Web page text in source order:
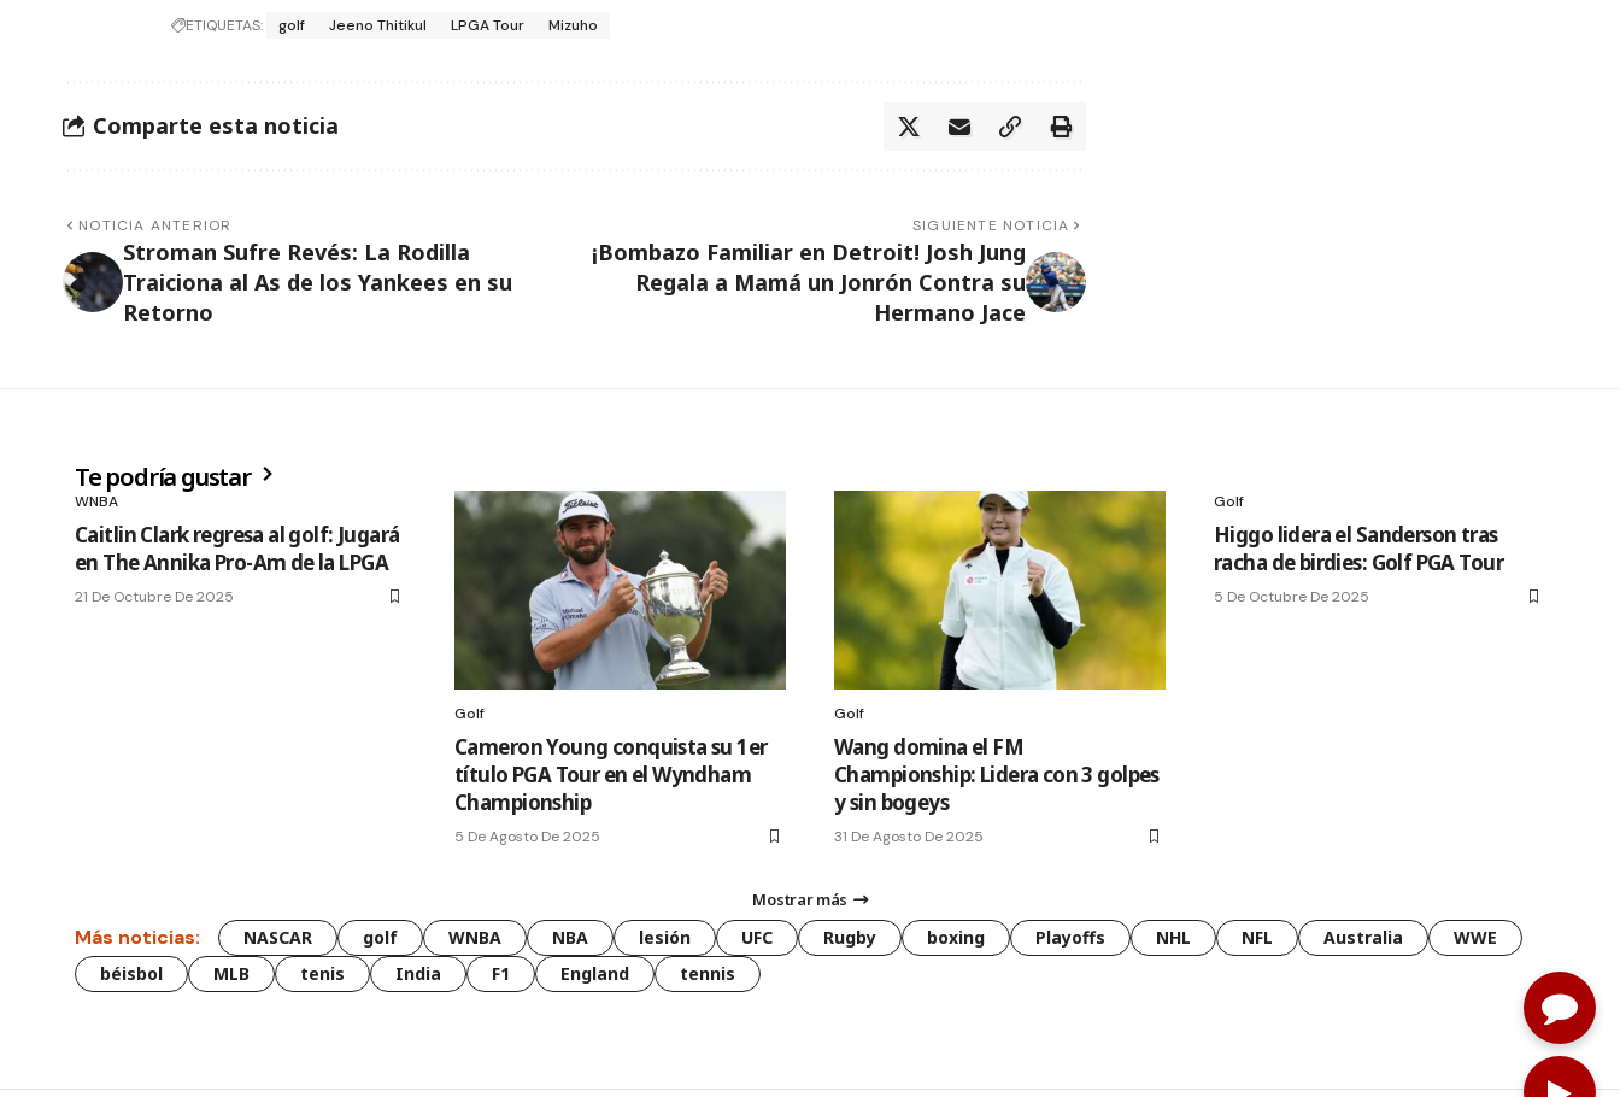
ETIQUETAS: golf Jeeno Thitikul LPGA Tour Mizuho
Comparte esta noticia
NOTICIA ANTERIOR
Stroman Sufre Revés: La Rodilla
Traiciona al As de los Yankees en su
Retorno
SIGUIENTE NOTICIA
¡Bombazo Familiar en Detroit! Josh Jung
Regala a Mamá un Jonrón Contra su
Hermano Jace
Te podría gustar
WNBA
Caitlin Clark regresa al golf: Jugará
en The Annika Pro-Am de la LPGA
21 De Octubre De 2025
Golf
Cameron Young conquista su 1er
título PGA Tour en el Wyndham
Championship
5 De Agosto De 2025
Golf
Wang domina el FM
Championship: Lidera con 3 golpes
y sin bogeys
31 De Agosto De 2025
Golf
Higgo lidera el Sanderson tras
racha de birdies: Golf PGA Tour
5 De Octubre De 2025
Mostrar más
Más noticias: NASCAR golf WNBA NBA lesión UFC Rugby boxing Playoffs NHL NFL Australia
WWE
béisbol
MLB tenis India F1 England tennis